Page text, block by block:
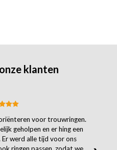
klanten
voor trouwringen.
geholpen en er hing een
Er werd alle tijd voor ons